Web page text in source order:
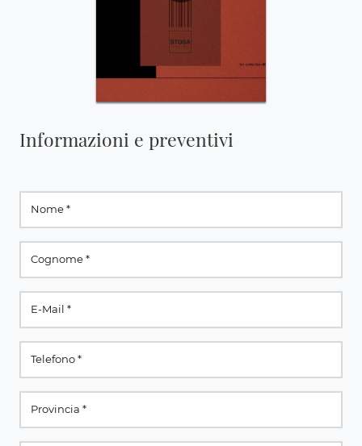
Informazioni e preventivi